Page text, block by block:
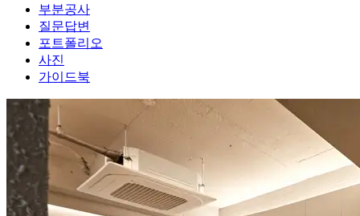
부분공사
질문답변
포트폴리오
사진
가이드북